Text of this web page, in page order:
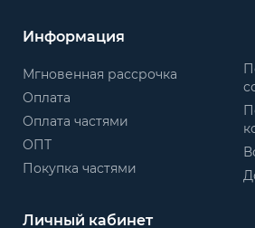
Информация
Мгновенная рассрочка
Оплата
Оплата частями
ОПТ
Покупка частями
Личный кабинет